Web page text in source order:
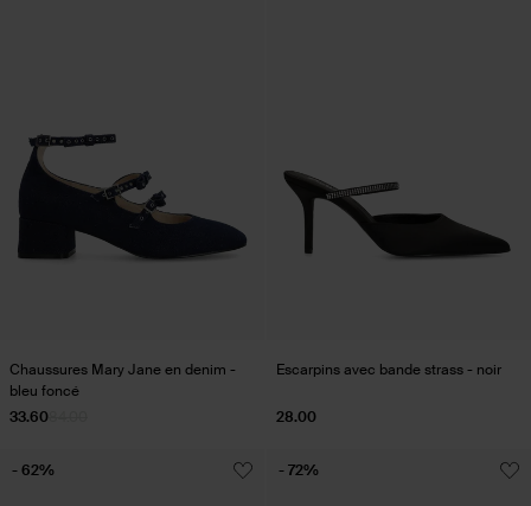
Chaussures Mary Jane en denim -
bleu foncé
33.60
Escarpins avec bande strass - noir
28.00
- 62% - 72%